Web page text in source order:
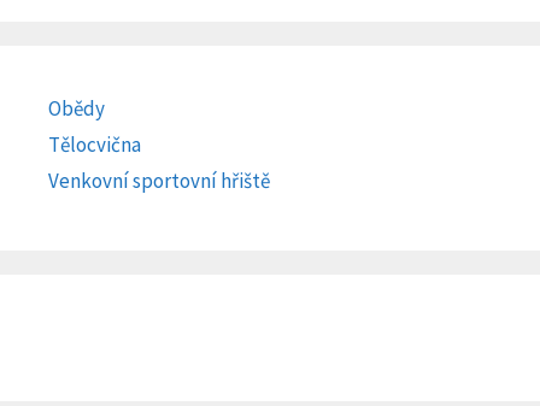
Obědy
Tělocvična
Venkovní sportovní hřiště